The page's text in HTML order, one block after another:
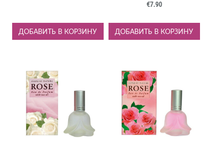
ДОБАВИТЬ В КОРЗИНУ
€7.90
ДОБАВИТЬ В КОРЗИНУ